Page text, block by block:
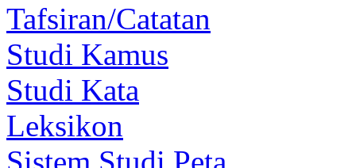
Tafsiran/Catatan
Studi Kamus
Studi Kata
Leksikon
Sistem Studi Peta